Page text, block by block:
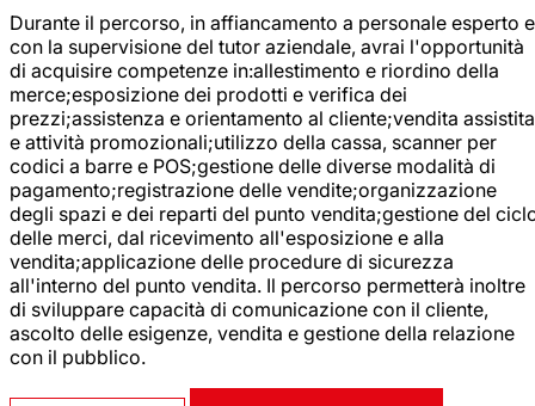
Durante il percorso, in affiancamento a personale esperto e
con la supervisione del tutor aziendale, avrai l'opportunità
di acquisire competenze in:allestimento e riordino della
merce;esposizione dei prodotti e verifica dei
prezzi;assistenza e orientamento al cliente;vendita assistita
e attività promozionali;utilizzo della cassa, scanner per
codici a barre e POS;gestione delle diverse modalità di
pagamento;registrazione delle vendite;organizzazione
degli spazi e dei reparti del punto vendita;gestione del
delle merci, dal ricevimento all'esposizione e alla
vendita;applicazione delle procedure di sicurezza
all'interno del punto vendita. Il percorso permetterà inoltre
di sviluppare capacità di comunicazione con il cliente,
ascolto delle esigenze, vendita e gestione della relazione
con il pubblico.